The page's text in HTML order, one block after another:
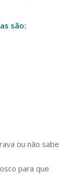
são:
ou não sabe
para que